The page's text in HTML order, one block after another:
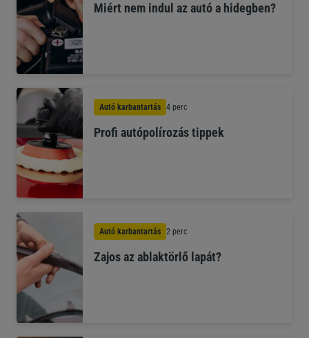
Miért nem indul az autó a hidegben?
Autó karbantartás 4 perc
Profi autópolírozás tippek
Autó karbantartás 2 perc
Zajos az ablaktörlő lapát?